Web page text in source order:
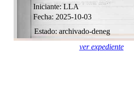
Fecha: 2025-10-03
Estado: archivado-deneg
Iniciante: LLA
ver expediente